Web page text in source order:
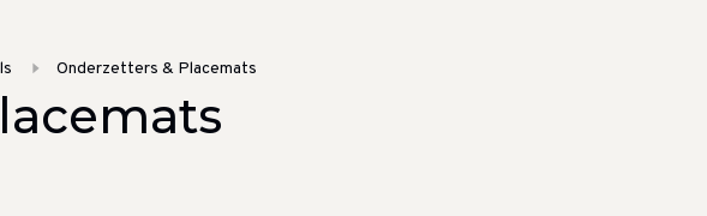
Onderzetters & Placemats